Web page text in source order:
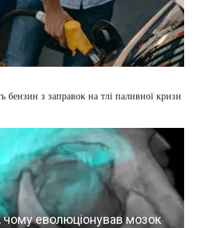
бензин з заправок на тлі паливної кризи
за суботу перебувала у